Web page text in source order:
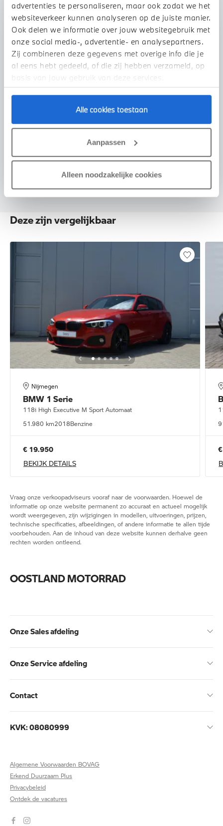
advertenties te personaliseren, maar ook zodat we het
websiteverkeer kunnen analyseren op de juiste manier.
Ook delen we informatie over jouw websitegebruik met
onze social media-, advertentie- en analysepartners.
Zij combineren deze gegevens met overige info die je
al eens hebt gedeeld, of die zij hebben verzameld, op
basis van jouw gebruik van deze services.
Alle cookies toestaan
Aanpassen
Alleen noodzakelijke cookies
Stap 1 van 3
Uw auto inruilen?
VOORSTEL AANVRAGEN
Deze zijn vergelijkbaar
Nijmegen
BMW 1 Serie
118i High Executive M Sport Automaat
51.980 km2018Benzine
€ 19.950
BEKIJK DETAILS
Vraag onze verkoopadviseurs vooraf naar de voorwaarden. Hoewel de
informatie op onze website permanent zo accuraat en actueel mogelijk
wordt weergegeven, zijn wijzigingen in modellen, uitvoeringen, prijzen,
technische specificaties, afbeeldingen, of andere informatie te allen tijde
voorbehouden. Aan de inhoud van deze website kunnen derhalve geen
rechten worden ontleend.
OOSTLAND MOTORRAD
Onze Sales afdeling
Onze Service afdeling
Contact
KVK: 08080999
Algemene Voorwaarden BOVAG
Erkend Duurzaam Plus
Privacybeleid
Ontdek de vacatures